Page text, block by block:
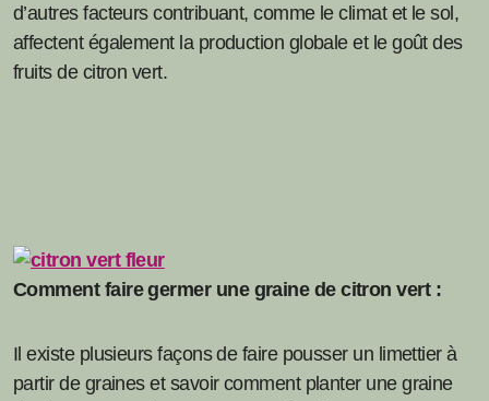
d’autres facteurs contribuant, comme le climat et le sol,
affectent également la production globale et le goût des
fruits de citron vert.
Comment faire germer une graine de citron vert :
Il existe plusieurs façons de faire pousser un limettier à
partir de graines et savoir comment planter une graine